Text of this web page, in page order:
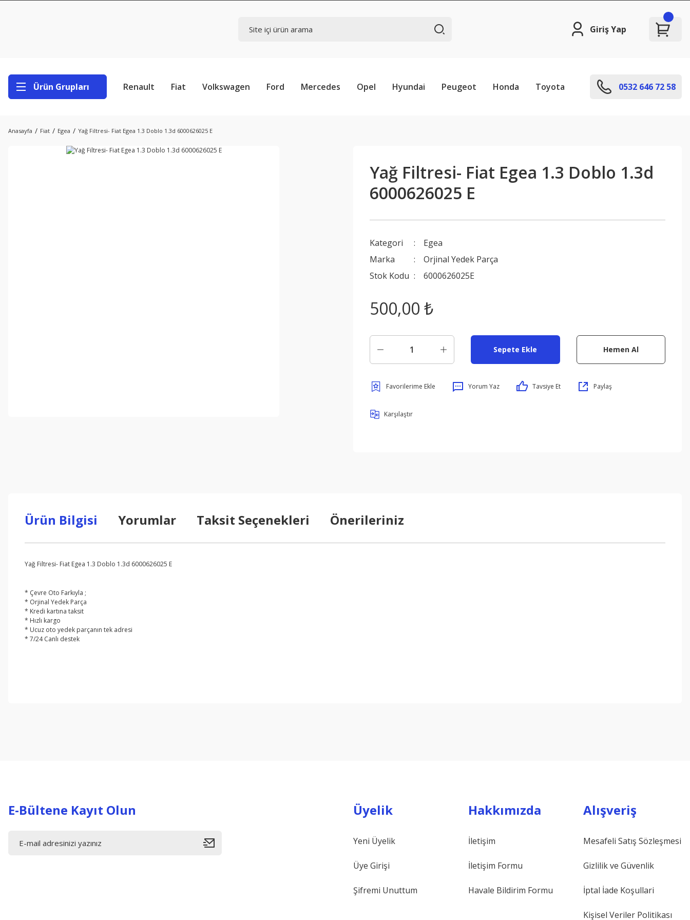
Giriş Yap
Ürün Grupları Renault Fiat Volkswagen Ford Mercedes Opel Hyundai Peugeot Honda Toyota 0532 646 72 58
Anasayfa Fiat Egea Yağ Filtresi- Fiat Egea 1.3 Doblo 1.3d 6000626025 E
Yağ Filtresi- Fiat Egea 1.3 Doblo 1.3d
6000626025 E
Kategori
Egea
Marka
Orjinal Yedek Parça
Stok Kodu
6000626025E
500,00 ₺
Sepete Ekle Hemen Al
Yorum Yaz Tavsiye Et Paylaş
Karşılaştır
Ürün Bilgisi Yorumlar Taksit Seçenekleri Önerileriniz
Yağ Filtresi- Fiat Egea 1.3 Doblo 1.3d 6000626025 E
* Çevre Oto Farkıyla ;
* Orjinal Yedek Parça
* Kredi kartına taksit
* Hızlı kargo
* Ucuz oto yedek parçanın tek adresi
* 7/24 Canlı destek
E-Bültene Kayıt Olun Üyelik
Yeni Üyelik
Üye Girişi
Şifremi Unuttum
Hakkımızda
İletişim
İletişim Formu
Havale Bildirim Formu
Alışveriş
Mesafeli Satış Sözleşmesi
Gizlilik ve Güvenlik
İptal İade Koşullari
Kişisel Veriler Politikası